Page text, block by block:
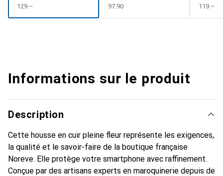
Pantone
#D6D6D1 )
CHF
129.– CHF
97.90 CHF
119.–
Informations sur le produit
Description
Cette housse en cuir pleine fleur représente les exigences,
la qualité et le savoir-faire de la boutique française
Noreve. Elle protège votre smartphone avec raffinement.
Conçue par des artisans experts en maroquinerie depuis de